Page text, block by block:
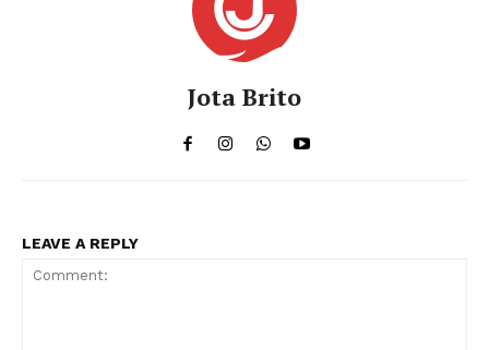
Jota Brito
LEAVE A REPLY